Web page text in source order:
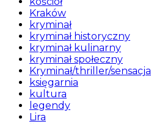
Kraków
kryminał
kryminał historyczny
kryminał kulinarny
kryminał społeczny
Kryminał/thriller/sensacja
księgarnia
kultura
legendy
Lira